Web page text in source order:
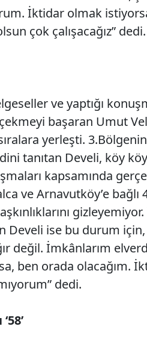
İktidar olmak
çok çalışacağız” dedi.
ve yaptığı
başaran Umut
yerleşti.
tanıtan Develi, köy
kapsamında
ve Arnavutköy’e
Develi ise bu durum için,
değil. İmkânlarım
ben orada olacağım.
dedi.